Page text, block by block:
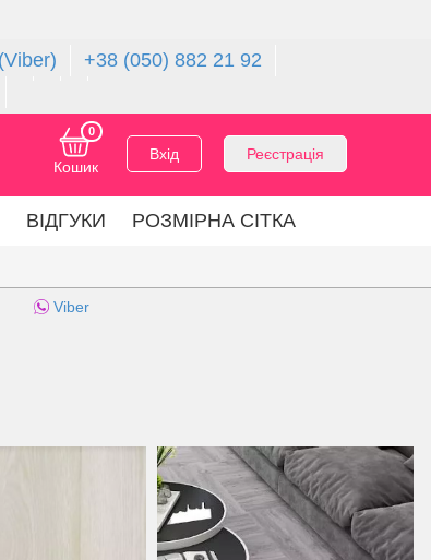
+38 (050) 882 21 92
Реєстрація
Вхід
Кошик
0
ВІДГУКИ РОЗМІРНА СІТКА
Viber